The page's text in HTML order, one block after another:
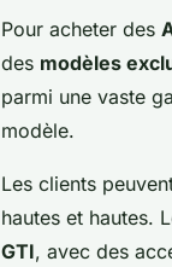
Pour acheter des
des modèles
parmi une vaste
modèle.
Les clients
hautes et hautes.
GTI, avec des